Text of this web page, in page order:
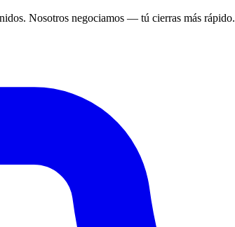
Nosotros negociamos — tú cierras más rápido.